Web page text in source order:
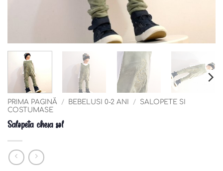
PRIMA PAGINĂ / BEBELUSI 0-2 ANI / SALOPETE SI
COSTUMASE
Salopeta cheia sol